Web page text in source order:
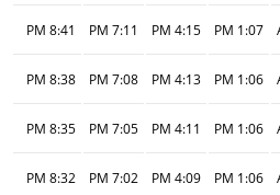
1:07 PM
4:15 PM
7:11 PM
8:41 PM
1:06 PM
4:13 PM
7:08 PM
8:38 PM
1:06 PM
4:11 PM
7:05 PM
8:35 PM
1:06 PM
4:09 PM
7:02 PM
8:32 PM